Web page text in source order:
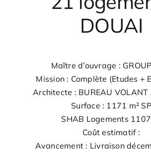
DOUAI
Maître d’ouvrage :
Mission : Complète (Etudes +
Architecte : BUREAU
Surface : 1171 m² SP
SHAB Logements
Coût estimatif :
Avancement : Livraison